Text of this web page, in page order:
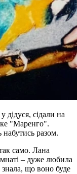
дідуся, сідали на
"Маренго".
набутись разом.
само. Лана
– дуже любила
знала, що воно буде